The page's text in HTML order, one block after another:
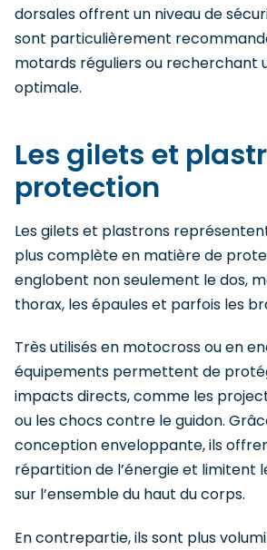
dorsales offrent un niveau de
sont particulièrement
motards réguliers ou recherchant
optimale.
Les gilets et
protection
Les gilets et plastrons
plus complète en matière de
englobent non seulement le dos,
thorax, les épaules et parfois les
Très utilisés en motocross ou en
équipements permettent de
impacts directs, comme les
ou les chocs contre le guidon.
conception enveloppante, ils
répartition de l’énergie et limitent
sur l’ensemble du haut du corps.
En contrepartie, ils sont plus